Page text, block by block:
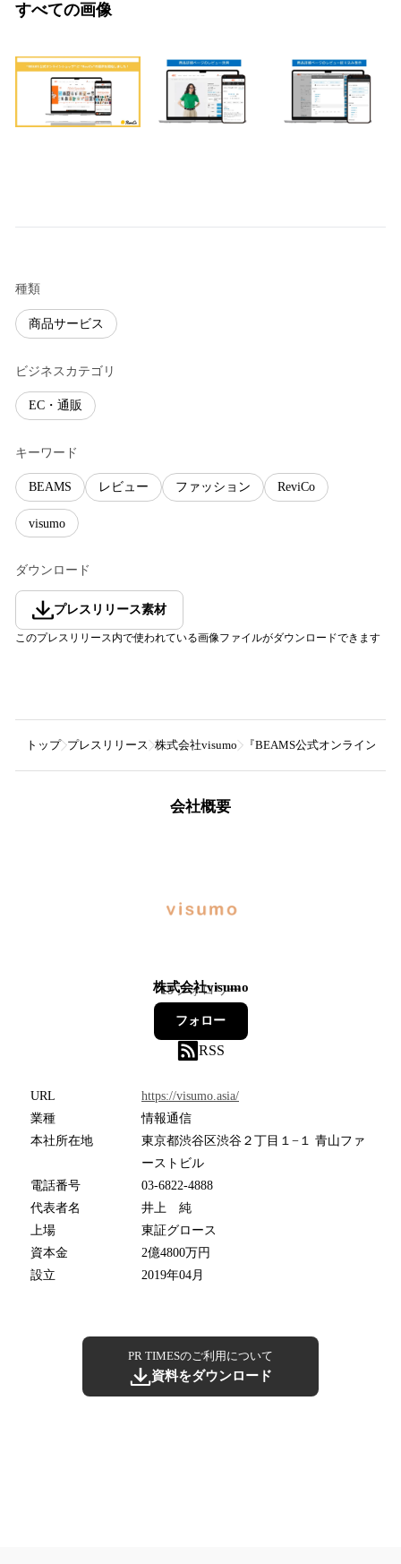
すべての画像
種類
商品サービス
ビジネスカテゴリ
EC・通販
キーワード
BEAMS レビュー ファッション ReviCo
visumo
ダウンロード
プレスリリース素材
このプレスリリース内で使われている画像ファイルがダウンロードできます
トップ プレスリリース 株式会社visumo 『BEAMS公式オンラインシ
会社概要
株式会社visumo
19フォロワー
フォロー
RSS
URL
https://visumo.asia/
業種
情報通信
本社所在地
東京都渋谷区渋谷２丁目１−１ 青山ファ
ーストビル
電話番号
03-6822-4888
代表者名
井上 純
上場
東証グロース
資本金
2億4800万円
設立
2019年04月
PR TIMESのご利用について
資料をダウンロード